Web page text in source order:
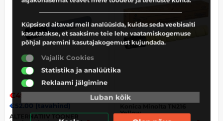
€49.90
€52.00 (tavahind)
ALTERNATIIV TOONER
€105.40
Yellow
Küpsised aitavad meil analüüsida, kuidas seda veebisaiti
kasutatakse, et saaksime teie lehe vaatamiskogemuse
põhjal paremini kasutajakogemust kujundada.
Vajalik Cookies
Statistika ja analüütika
Reklaami jälgimine
Luban kõik